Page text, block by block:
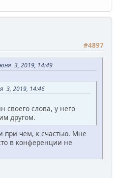
#4897
3, 2019, 14:49
3, 2019, 14:46
своего слова, у него
другом.
при чём, к счастью. Мне
в конференции не